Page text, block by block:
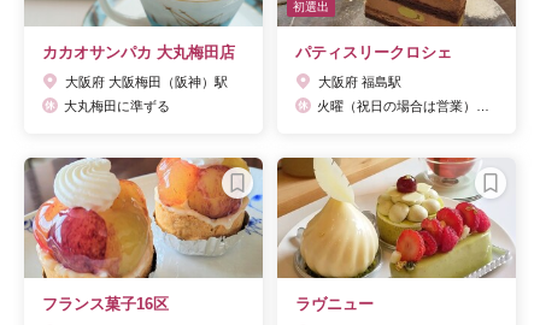
カカオサンパカ 大丸梅田店
大阪府 大阪梅田（阪神）駅
大丸梅田に準ずる
初選出
パティスリークロシェ
大阪府 福島駅
フランス菓子16区 ラヴニュー